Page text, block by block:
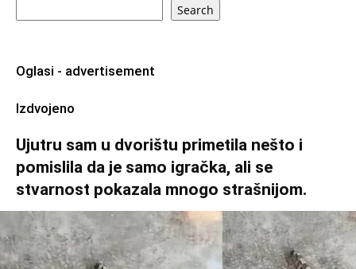
Search
Oglasi - advertisement
Izdvojeno
Ujutru sam u dvorištu primetila nešto i
pomislila da je samo igračka, ali se
stvarnost pokazala mnogo strašnijom.